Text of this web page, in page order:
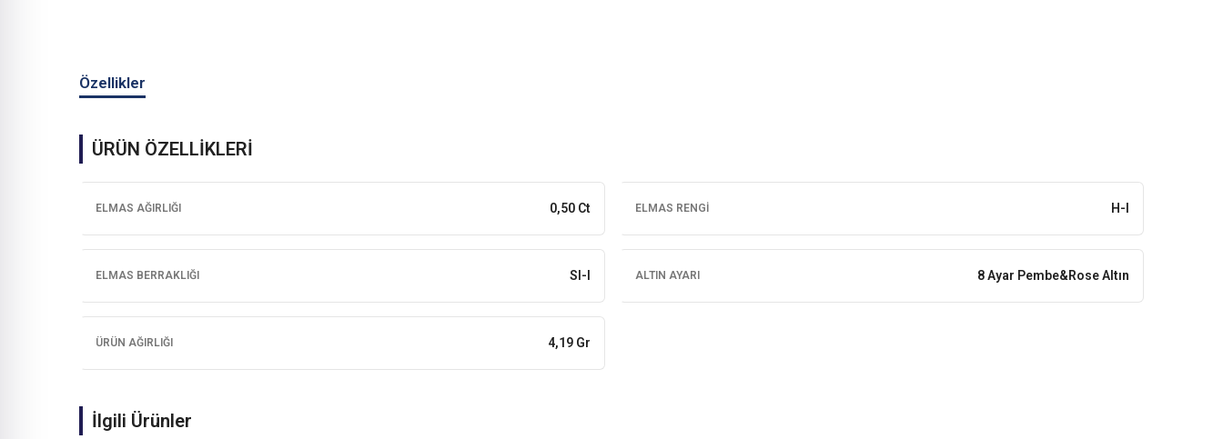
Özellikler
ÜRÜN ÖZELLİKLERİ
ELMAS AĞIRLIĞI 0,50 Ct ELMAS RENGI H-I
ELMAS BERRAKLIĞI SI-I ALTIN AYARI 8 Ayar Pembe&Rose Altın
ÜRÜN AĞIRLIĞI 4,19 Gr
İlgili Ürünler